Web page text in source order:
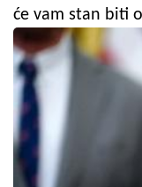
će vam stan biti